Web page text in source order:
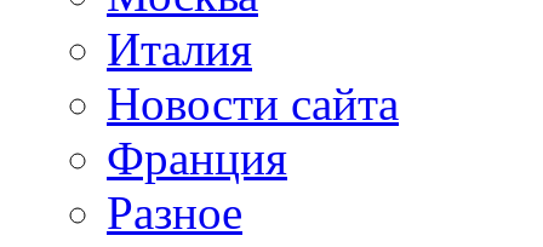
Италия
Новости сайта
Франция
Разное